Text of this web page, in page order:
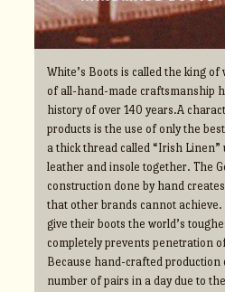
White’s Boots is called the king
of all-hand-made craftsmanship
history of over 140 years.A
products is the use of only the
a thick thread called “Irish
leather and insole together. The
construction done by hand
that other brands cannot
give their boots the world’s
completely prevents penetration
Because hand-crafted production
number of pairs in a day due to